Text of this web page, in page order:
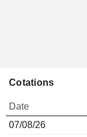
Cotations
Date
07/08/26